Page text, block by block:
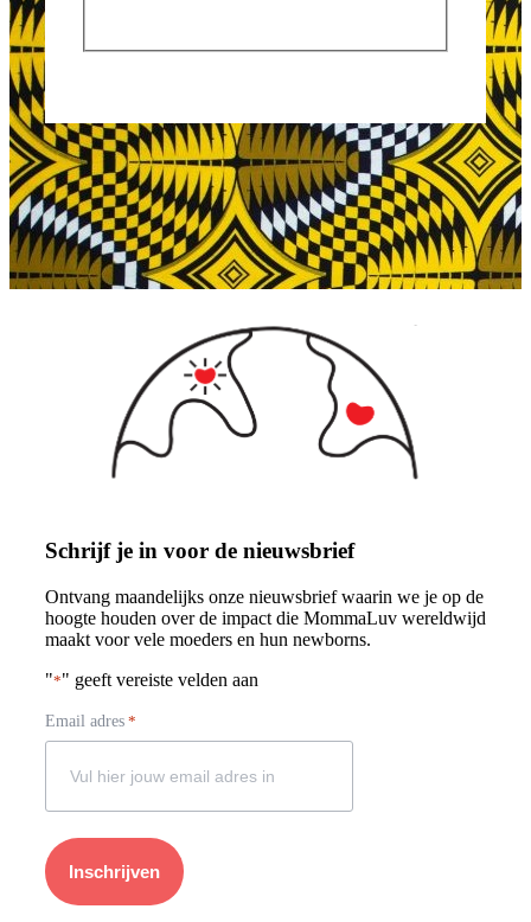
Schrijf je in voor de nieuwsbrief
Ontvang maandelijks onze nieuwsbrief waarin we je op de
hoogte houden over de impact die MommaLuv wereldwijd
maakt voor vele moeders en hun newborns.
"*" geeft vereiste velden aan
Email adres *